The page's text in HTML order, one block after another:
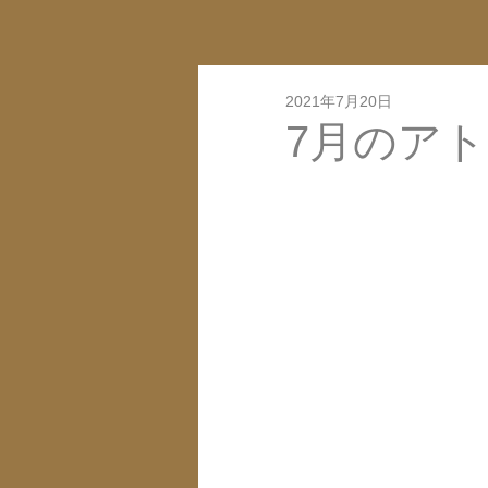
7月のア
2021年7月20日